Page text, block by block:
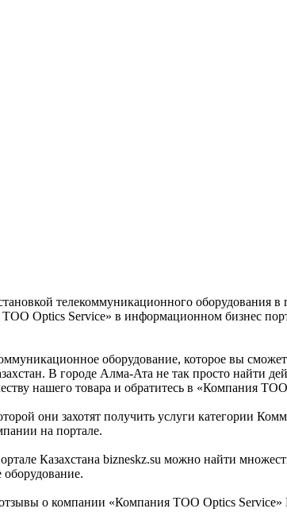
телекоммуникационного оборудования
Optics Service» в информационном бизнес
оборудование, которое вы
В городе Алма-Ата не так просто найти
нашего товара и обратитесь в «Компания
они захотят получить услуги категории
на портале.
Казахстана bizneskz.su можно найти
о компании «Компания ТОО Optics Service»